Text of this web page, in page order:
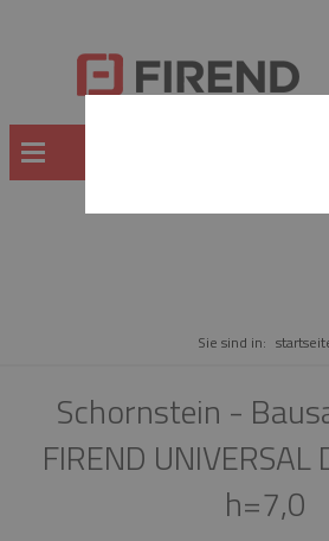
Sie sind in:
Schornstein -
FIREND
h=7,0